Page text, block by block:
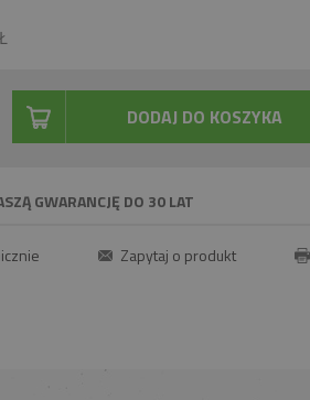
DODAJ DO KOSZYKA
GWARANCJĘ DO 30 LAT
Zapytaj o produkt